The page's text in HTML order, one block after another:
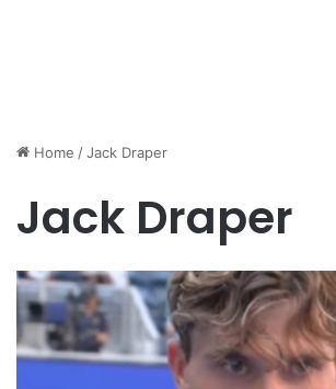
Home /Jack Draper
Jack Draper